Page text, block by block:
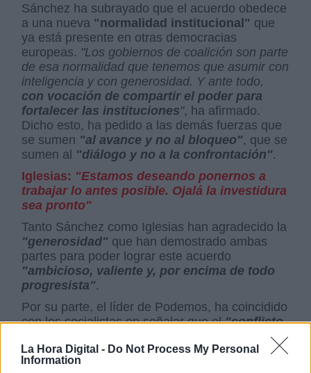
La Hora Digital - Do Not Process My Personal
Information
Sánchez ha subrayado que el acuerdo obedece
a una nueva "normalidad institucional" que
ya está presente en otras democracias
europeas. "Los gobiernos de coalición son parte
de esa normalidad que tenemos que asumir con
inteligencia y con generosidad. Y ante todo,
con vocación de compartir el poder para
fortalecer las instituciones", ha afirmado.
Dicho esto, ha pedido a las demás fuerzas que
se sumen "al avance y no al bloqueo", que se
sumen al "diálogo y no a la confrontación".
Iglesias: "Estamos deseando ponernos a
trabajar lo antes posible. Ojalá la investidura
sea pronto"
Tanto Sánchez como Iglesias han agradecido la
"generosidad" que han demostrado ambas
partes para poder lograr este acuerdo
"ambicioso, valiente y, por encima de todo
progresista".
Por su parte, el líder de Podemos, ha coincidido
con los socialistas en señalar que el"conflicto
territorial ha sido muy mal gestionado por la
derecha".Aunque no ha perdido la ocasión de
recordar la aparición del 15M que fue el primer